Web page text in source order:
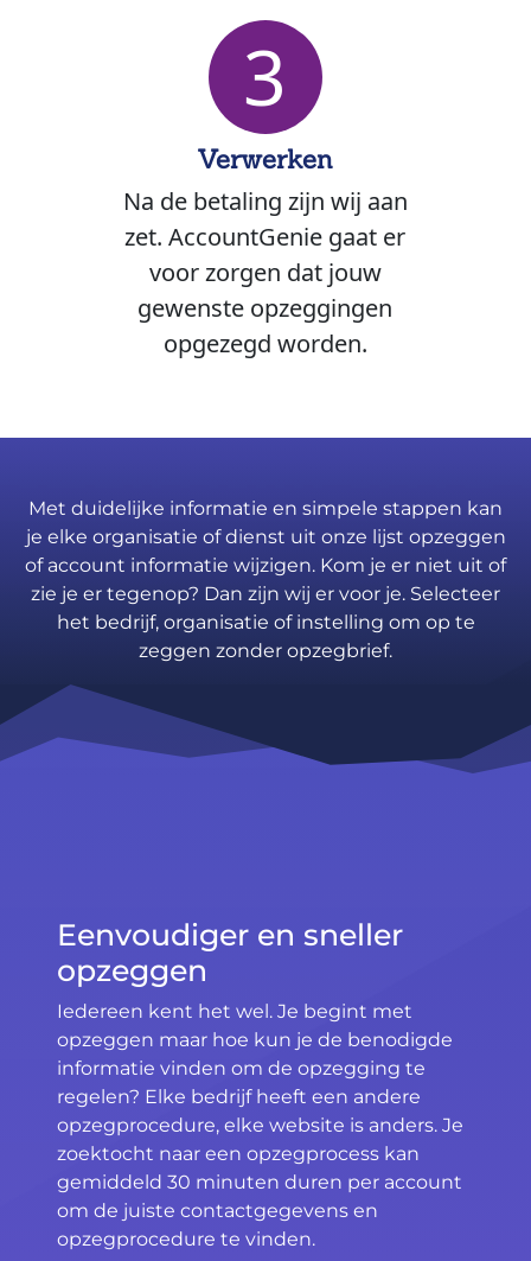
3
Verwerken
Na de betaling zijn wij aan
zet. AccountGenie gaat er
voor zorgen dat jouw
gewenste opzeggingen
opgezegd worden.
Met duidelijke informatie en simpele stappen kan
je elke organisatie of dienst uit onze lijst opzeggen
of account informatie wijzigen. Kom je er niet uit of
zie je er tegenop? Dan zijn wij er voor je. Selecteer
het bedrijf, organisatie of instelling om op te
zeggen zonder opzegbrief.
Eenvoudiger en sneller
opzeggen
Iedereen kent het wel. Je begint met
opzeggen maar hoe kun je de benodigde
informatie vinden om de opzegging te
regelen? Elke bedrijf heeft een andere
opzegprocedure, elke website is anders. Je
zoektocht naar een opzegprocess kan
gemiddeld 30 minuten duren per account
om de juiste contactgegevens en
opzegprocedure te vinden.